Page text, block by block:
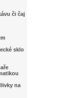
či čaj
sklo
na